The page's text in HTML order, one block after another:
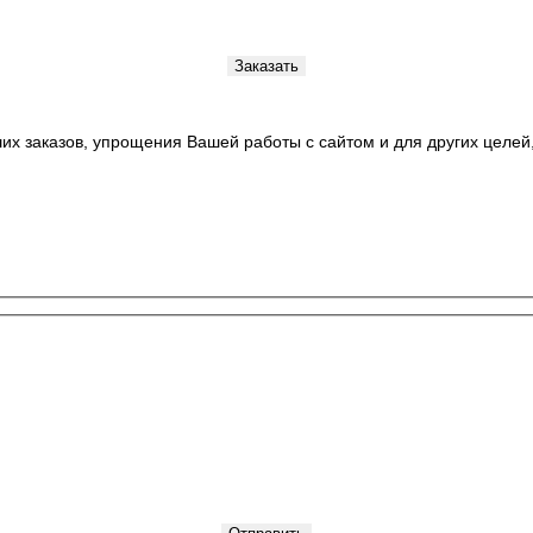
заказов, упрощения Вашей работы с сайтом и для других